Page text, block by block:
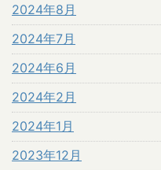
2024年8月
2024年7月
2024年6月
2024年2月
2024年1月
2023年12月